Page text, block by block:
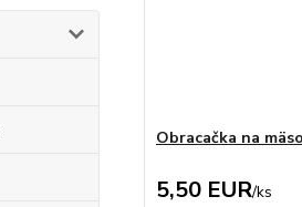
Obracačka na
5,50 EUR/ks